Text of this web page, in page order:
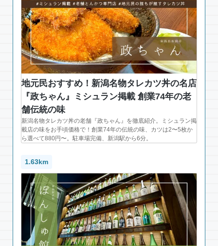
地元民おすすめ！新潟名物タレカツ丼の名店
『政ちゃん』ミシュラン掲載 創業74年の老
舗伝統の味
新潟名物タレカツ丼の老舗『政ちゃん』を徹底紹介。ミシュラン掲
載店の味をお手頃価格で！創業74年の伝統の味、カツは2〜5枚か
ら選べて880円〜。駐車場完備、新潟駅から6分。
1.63km